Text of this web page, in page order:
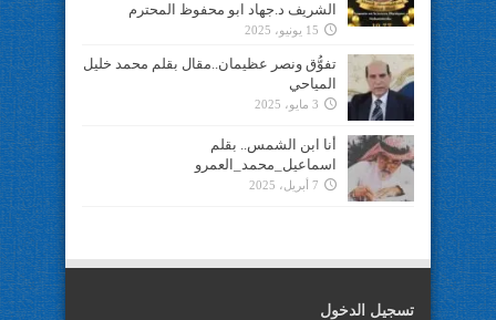
الشريف د.جهاد ابو محفوظ المحترم
15 يونيو، 2025
تفوُّق ونصر عظيمان..مقال بقلم محمد خليل
المياحي
3 مايو، 2025
أنا ابن الشمس.. بقلم
اسماعيل_محمد_العمرو
7 أبريل، 2025
تسجيل الدخول